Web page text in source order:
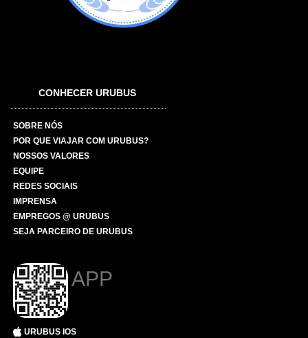
CONHECER URUBUS
SOBRE NÓS
POR QUE VIAJAR COM URUBUS?
NOSSOS VALORES
EQUIPE
REDES SOCIAIS
IMPRENSA
EMPREGOS @ URUBUS
SEJA PARCEIRO DE URUBUS
APP
URUBUS IOS